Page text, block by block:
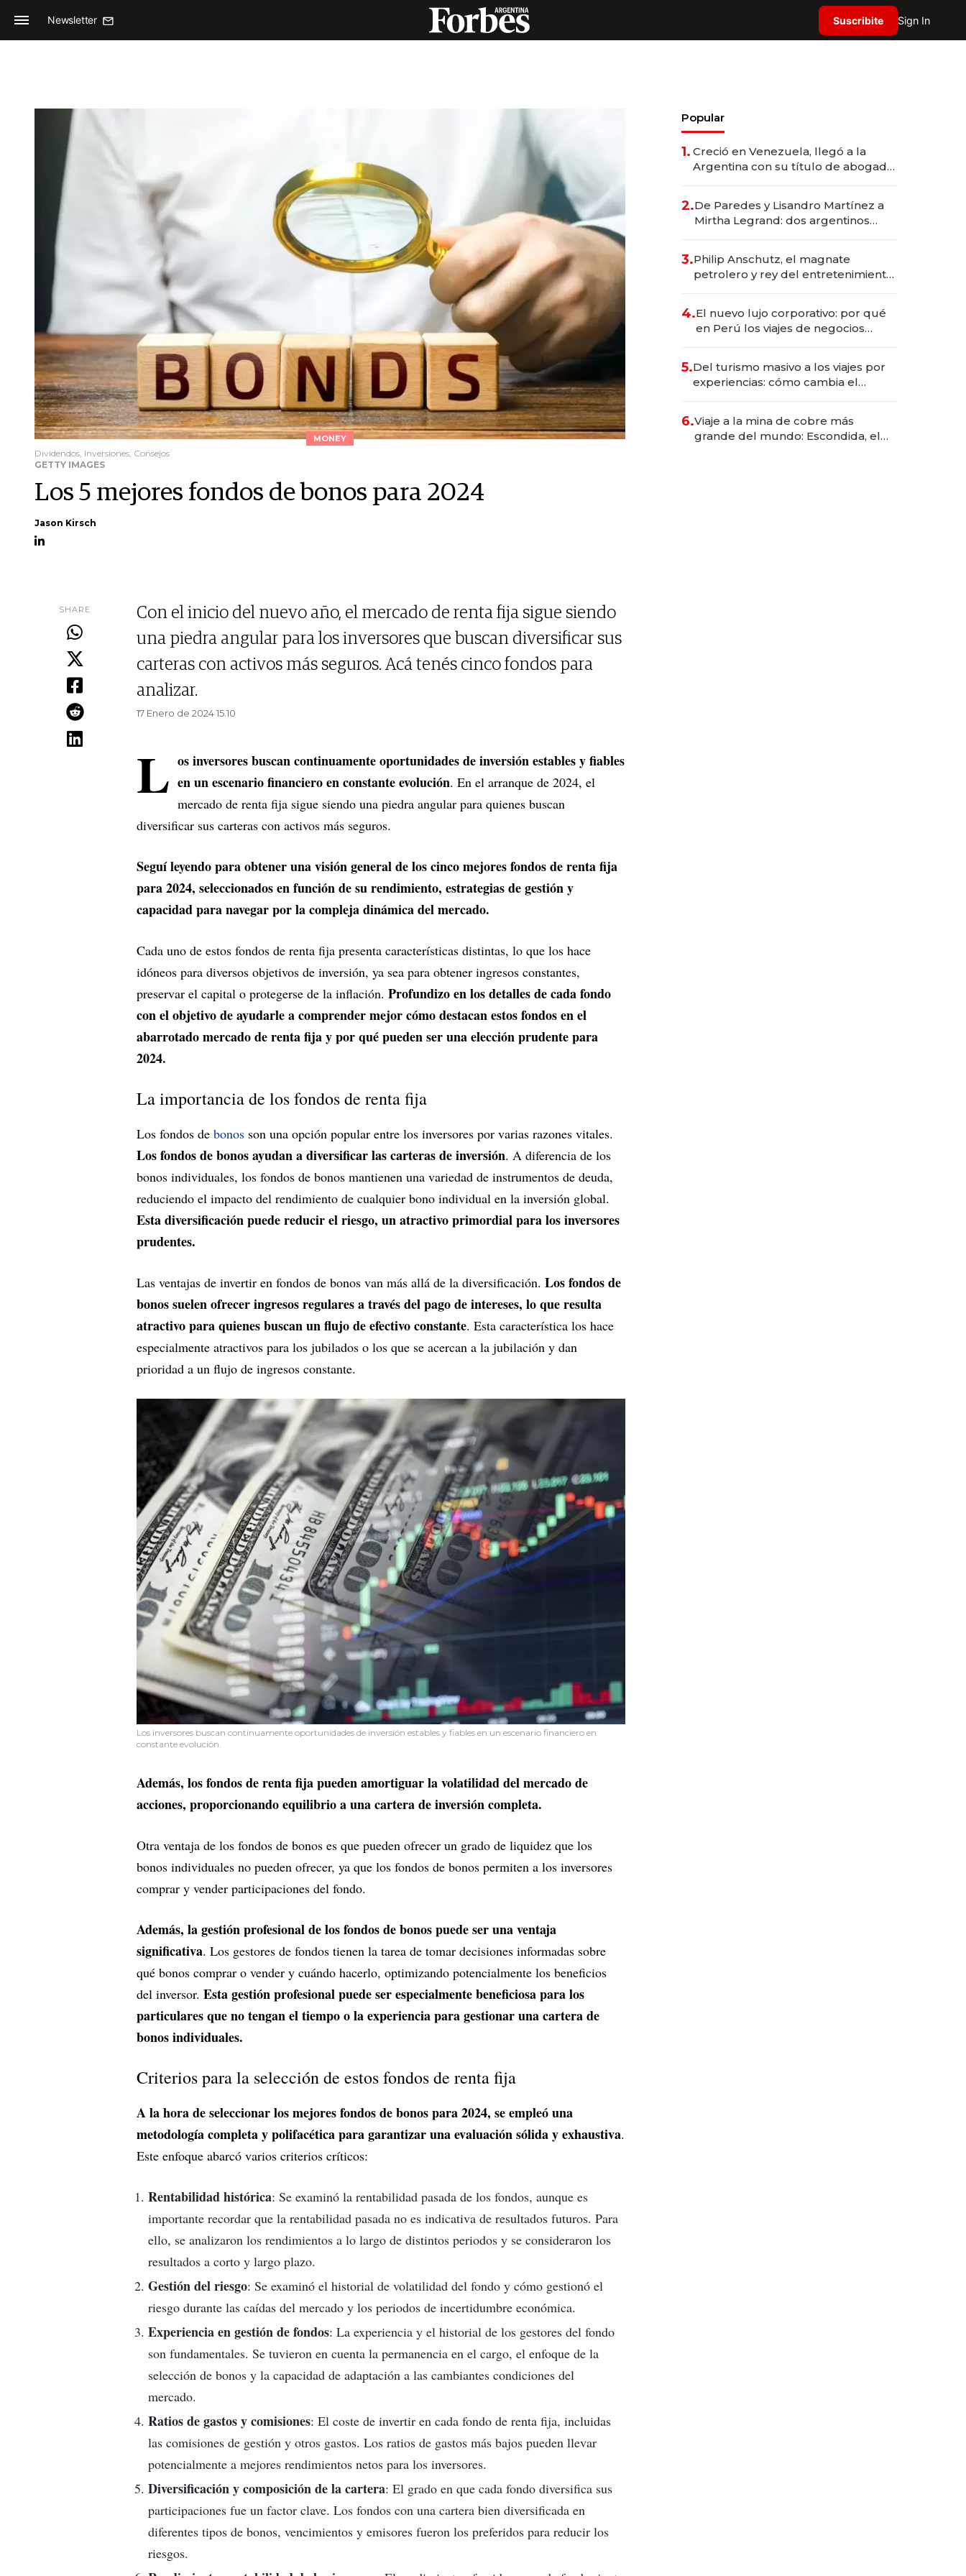
Newsletter Suscribite Sign In
MONEY
Dividendos, Inversiones, Consejos
GETTY IMAGES
Los 5 mejores fondos de bonos para 2024
Jason Kirsch
SHARE
Con el inicio del nuevo año, el mercado de renta fija sigue siendo
una piedra angular para los inversores que buscan diversificar sus
carteras con activos más seguros. Acá tenés cinco fondos para
analizar.
17 Enero de 2024 15.10
L os inversores buscan continuamente oportunidades de inversión estables y fiables
en un escenario financiero en constante evolución. En el arranque de 2024, el
mercado de renta fija sigue siendo una piedra angular para quienes buscan
diversificar sus carteras con activos más seguros.
Seguí leyendo para obtener una visión general de los cinco mejores fondos de renta fija
para 2024, seleccionados en función de su rendimiento, estrategias de gestión y
capacidad para navegar por la compleja dinámica del mercado.
Cada uno de estos fondos de renta fija presenta características distintas, lo que los hace
idóneos para diversos objetivos de inversión, ya sea para obtener ingresos constantes,
preservar el capital o protegerse de la inflación. Profundizo en los detalles de cada fondo
con el objetivo de ayudarle a comprender mejor cómo destacan estos fondos en el
abarrotado mercado de renta fija y por qué pueden ser una elección prudente para
2024.
La importancia de los fondos de renta fija
Los fondos de bonos son una opción popular entre los inversores por varias razones vitales.
Los fondos de bonos ayudan a diversificar las carteras de inversión. A diferencia de los
bonos individuales, los fondos de bonos mantienen una variedad de instrumentos de deuda,
reduciendo el impacto del rendimiento de cualquier bono individual en la inversión global.
Esta diversificación puede reducir el riesgo, un atractivo primordial para los inversores
prudentes.
Las ventajas de invertir en fondos de bonos van más allá de la diversificación. Los fondos de
bonos suelen ofrecer ingresos regulares a través del pago de intereses, lo que resulta
atractivo para quienes buscan un flujo de efectivo constante. Esta característica los hace
especialmente atractivos para los jubilados o los que se acercan a la jubilación y dan
prioridad a un flujo de ingresos constante.
Los inversores buscan continuamente oportunidades de inversión estables y fiables en un escenario financiero en
constante evolución.
Además, los fondos de renta fija pueden amortiguar la volatilidad del mercado de
acciones, proporcionando equilibrio a una cartera de inversión completa.
Otra ventaja de los fondos de bonos es que pueden ofrecer un grado de liquidez que los
bonos individuales no pueden ofrecer, ya que los fondos de bonos permiten a los inversores
comprar y vender participaciones del fondo.
Además, la gestión profesional de los fondos de bonos puede ser una ventaja
significativa. Los gestores de fondos tienen la tarea de tomar decisiones informadas sobre
qué bonos comprar o vender y cuándo hacerlo, optimizando potencialmente los beneficios
del inversor. Esta gestión profesional puede ser especialmente beneficiosa para los
particulares que no tengan el tiempo o la experiencia para gestionar una cartera de
bonos individuales.
Criterios para la selección de estos fondos de renta fija
A la hora de seleccionar los mejores fondos de bonos para 2024, se empleó una
metodología completa y polifacética para garantizar una evaluación sólida y exhaustiva.
Este enfoque abarcó varios criterios críticos:
Rentabilidad histórica: Se examinó la rentabilidad pasada de los fondos, aunque es
importante recordar que la rentabilidad pasada no es indicativa de resultados futuros. Para
ello, se analizaron los rendimientos a lo largo de distintos periodos y se consideraron los
resultados a corto y largo plazo.
Gestión del riesgo: Se examinó el historial de volatilidad del fondo y cómo gestionó el
riesgo durante las caídas del mercado y los periodos de incertidumbre económica.
Experiencia en gestión de fondos: La experiencia y el historial de los gestores del fondo
son fundamentales. Se tuvieron en cuenta la permanencia en el cargo, el enfoque de la
selección de bonos y la capacidad de adaptación a las cambiantes condiciones del
mercado.
Ratios de gastos y comisiones: El coste de invertir en cada fondo de renta fija, incluidas
las comisiones de gestión y otros gastos. Los ratios de gastos más bajos pueden llevar
potencialmente a mejores rendimientos netos para los inversores.
Diversificación y composición de la cartera: El grado en que cada fondo diversifica sus
participaciones fue un factor clave. Los fondos con una cartera bien diversificada en
diferentes tipos de bonos, vencimientos y emisores fueron los preferidos para reducir los
riesgos.
Popular
1. Creció en Venezuela, llegó a la
Argentina con su título de abogado
marcas "fast premium"
2.De Paredes y Lisandro Martínez a
Mirtha Legrand: dos argentinos
3.Philip Anschutz, el magnate
petrolero y rey del entretenimiento
4.El nuevo lujo corporativo: por qué
en Perú los viajes de negocios
transformadoras
5.Del turismo masivo a los viajes por
experiencias: cómo cambia el
6.Viaje a la mina de cobre más
grande del mundo: Escondida, el